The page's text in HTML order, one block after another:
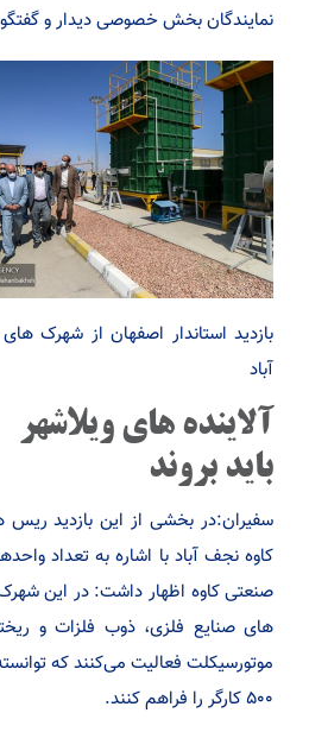
نمایندگان بخش خصوصی دیدار و
بازدید استاندار اصفهان از شهرک
آباد
آلاینده های ویلاشهر
باید بروند
سفیران:در بخشی از این بازدید
کاوه نجف آباد با اشاره به تعداد
های صنایع فلزی، ذوب فلزات و
۵۰۰ کارگر را فراهم کنند.